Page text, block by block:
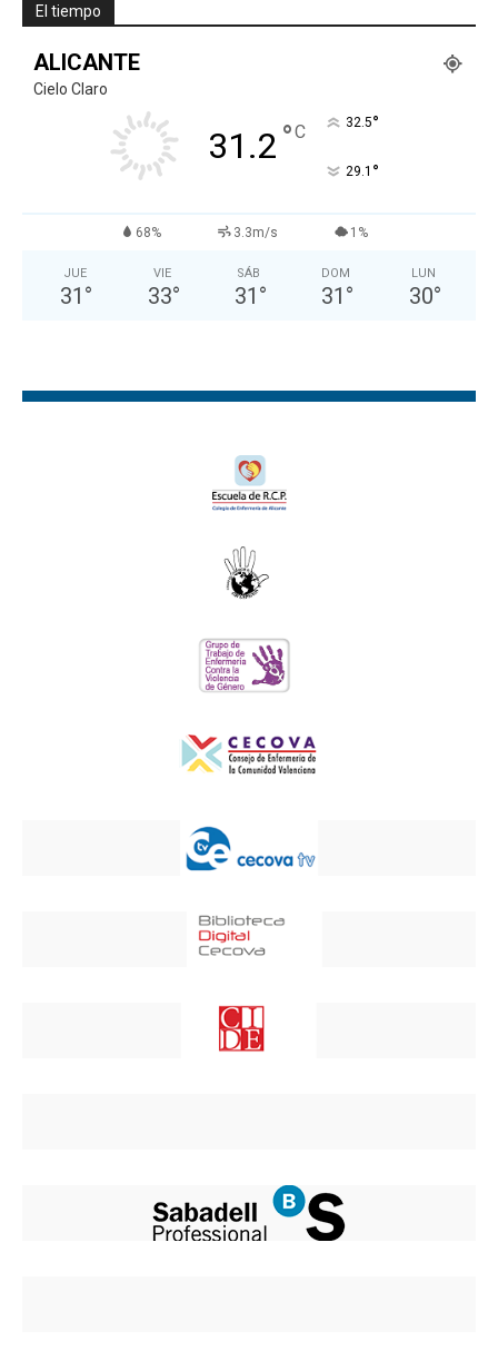
El tiempo
ALICANTE
Cielo Claro
31.2 °C 32.5°
29.1 °
68% 3.3m/s 1%
JUE
31 °
VIE
33°
SÁB
31 °
DOM
31 °
LUN
30°